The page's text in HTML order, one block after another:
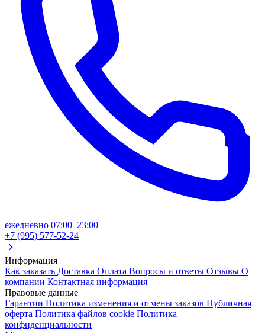
ежедневно 07:00–23:00
+7 (995) 577-52-24
Информация
Как заказать Доставка Оплата Вопросы и ответы Отзывы О
компании Контактная информация
Правовые данные
Гарантии Политика изменения и отмены заказов Публичная
оферта Политика файлов cookie Политика
конфиденциальности